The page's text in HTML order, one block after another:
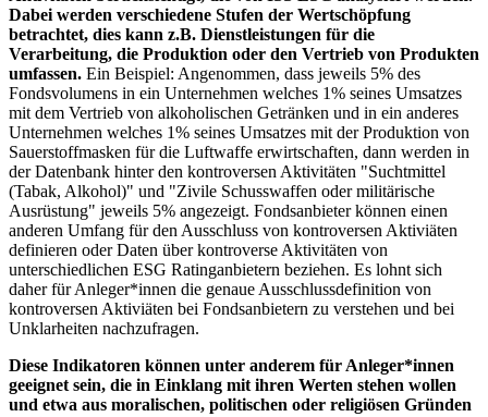
Dabei werden verschiedene Stufen der Wertschöpfung
betrachtet, dies kann z.B. Dienstleistungen für die
Verarbeitung, die Produktion oder den Vertrieb von Produkten
umfassen. Ein Beispiel: Angenommen, dass jeweils 5% des
Fondsvolumens in ein Unternehmen welches 1% seines Umsatzes
mit dem Vertrieb von alkoholischen Getränken und in ein anderes
Unternehmen welches 1% seines Umsatzes mit der Produktion von
Sauerstoffmasken für die Luftwaffe erwirtschaften, dann werden in
der Datenbank hinter den kontroversen Aktivitäten "Suchtmittel
(Tabak, Alkohol)" und "Zivile Schusswaffen oder militärische
Ausrüstung" jeweils 5% angezeigt. Fondsanbieter können einen
anderen Umfang für den Ausschluss von kontroversen Aktiviäten
definieren oder Daten über kontroverse Aktivitäten von
unterschiedlichen ESG Ratinganbietern beziehen. Es lohnt sich
daher für Anleger*innen die genaue Ausschlussdefinition von
kontroversen Aktiviäten bei Fondsanbietern zu verstehen und bei
Unklarheiten nachzufragen.
Diese Indikatoren können unter anderem für Anleger*innen
geeignet sein, die in Einklang mit ihren Werten stehen wollen
und etwa aus moralischen, politischen oder religiösen Gründen